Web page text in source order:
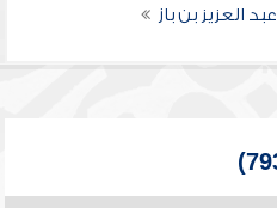
عبد العزيز بن باز